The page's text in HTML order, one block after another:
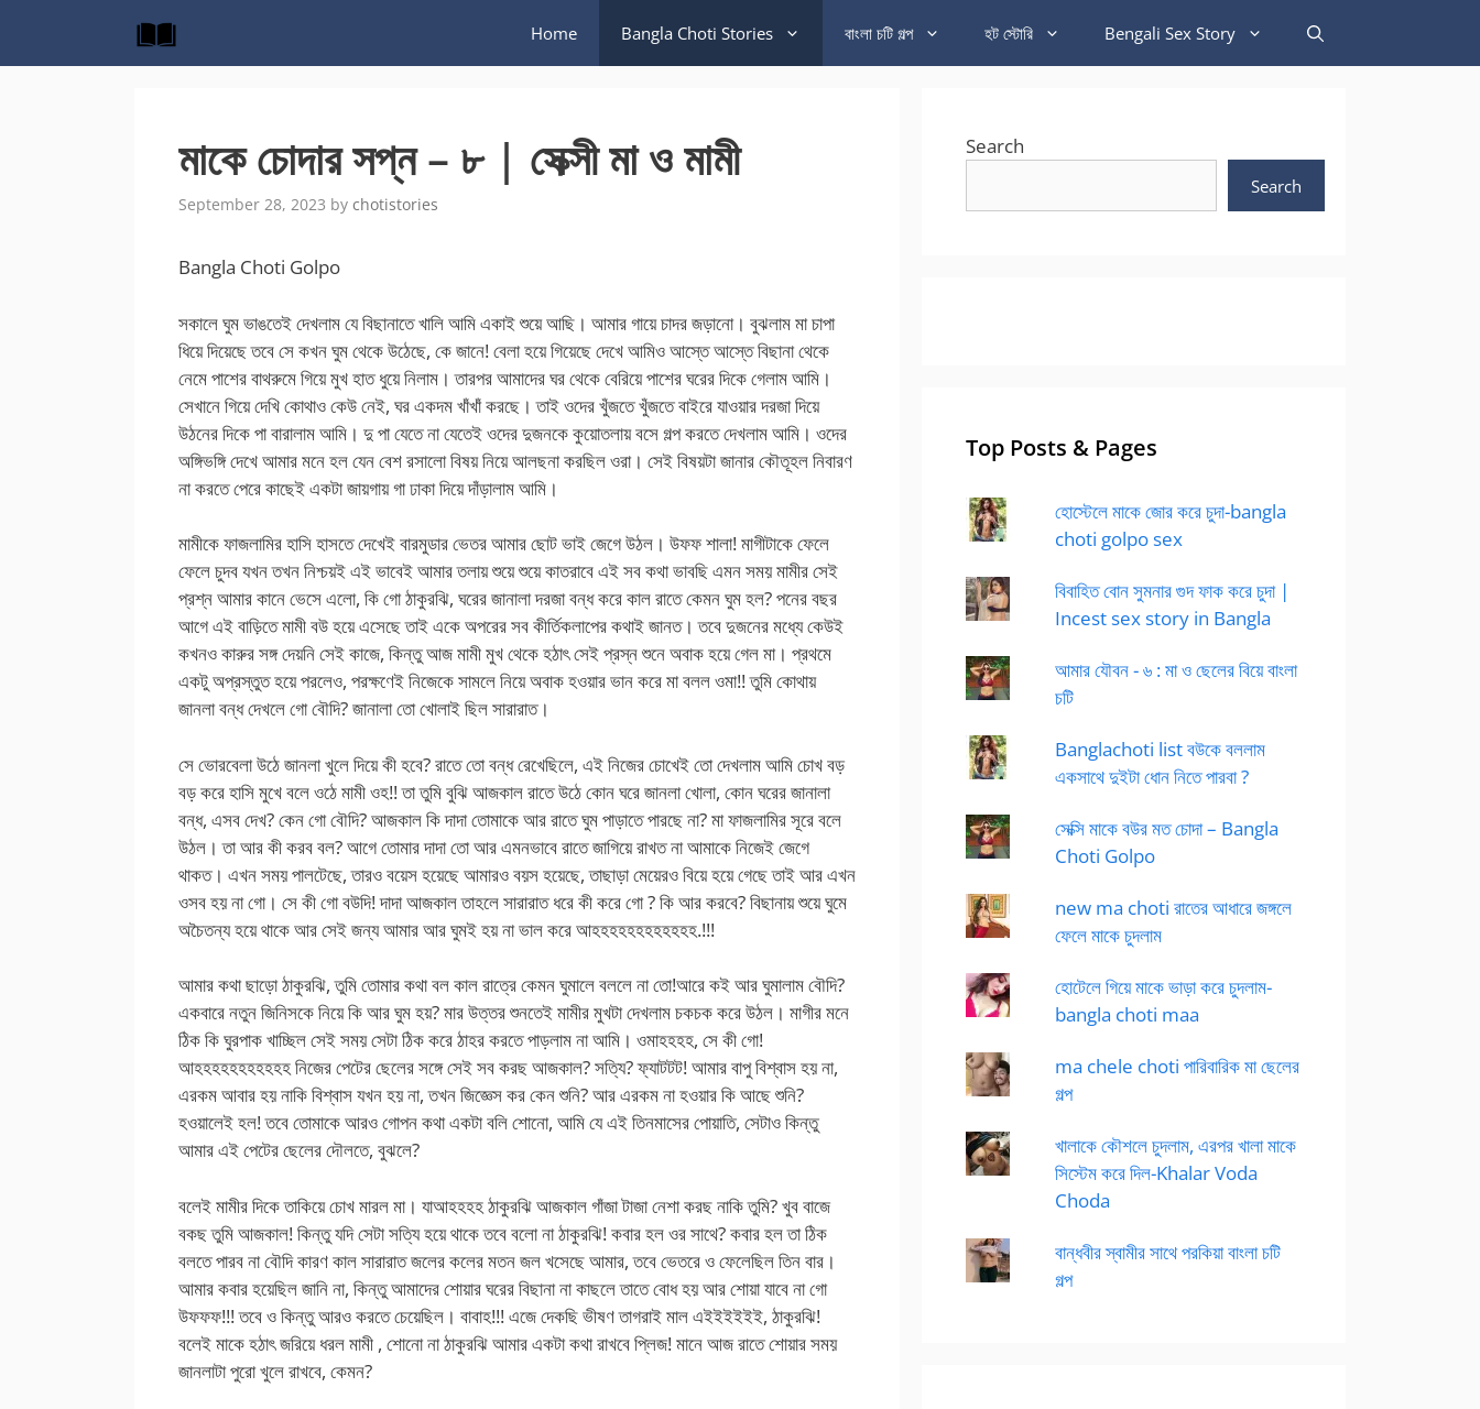
content
Home Bangla Choti Stories বাংলা চটি গল্প হট স্টোরি Bengali Sex Story
মাকে চোদার সপ্ন – ৮ | সেক্সী মা ও মামী
September 28, 2023 by chotistories
Bangla Choti Golpo
সকালে ঘুম ভাঙতেই দেখলাম যে বিছানাতে খালি আমি একাই শুয়ে আছি। আমার গায়ে চাদর জড়ানো। বুঝলাম মা চাপা
ধিয়ে দিয়েছে তবে সে কখন ঘুম থেকে উঠেছে, কে জানে! বেলা হয়ে গিয়েছে দেখে আমিও আস্তে আস্তে বিছানা থেকে
নেমে পাশের বাথরুমে গিয়ে মুখ হাত ধুয়ে নিলাম। তারপর আমাদের ঘর থেকে বেরিয়ে পাশের ঘরের দিকে গেলাম আমি।
সেখানে গিয়ে দেখি কোথাও কেউ নেই, ঘর একদম খাঁখাঁ করছে। তাই ওদের খুঁজতে খুঁজতে বাইরে যাওয়ার দরজা দিয়ে
উঠনের দিকে পা বারালাম আমি। দু পা যেতে না যেতেই ওদের দুজনকে কুয়োতলায় বসে গল্প করতে দেখলাম আমি। ওদের
অঙ্গিভঙ্গি দেখে আমার মনে হল যেন বেশ রসালো বিষয় নিয়ে আলছনা করছিল ওরা। সেই বিষয়টা জানার কৌতূহল নিবারণ
না করতে পেরে কাছেই একটা জায়গায় গা ঢাকা দিয়ে দাঁড়ালাম আমি।
মামীকে ফাজলামির হাসি হাসতে দেখেই বারমুডার ভেতর আমার ছোট ভাই জেগে উঠল। উফফ শালা! মাগীটাকে ফেলে
ফেলে চুদব যখন তখন নিশ্চয়ই এই ভাবেই আমার তলায় শুয়ে শুয়ে কাতরাবে এই সব কথা ভাবছি এমন সময় মামীর সেই
প্রশ্ন আমার কানে ভেসে এলো, কি গো ঠাকুরঝি, ঘরের জানালা দরজা বন্ধ করে কাল রাতে কেমন ঘুম হল? পনের বছর
আগে এই বাড়িতে মামী বউ হয়ে এসেছে তাই একে অপরের সব কীর্তিকলাপের কথাই জানত। তবে দুজনের মধ্যে কেউই
কখনও কারুর সঙ্গ দেয়নি সেই কাজে, কিন্তু আজ মামী মুখ থেকে হঠাৎ সেই প্রস্ন শুনে অবাক হয়ে গেল মা। প্রথমে
একটু অপ্রস্তুত হয়ে পরলেও, পরক্ষণেই নিজেকে সামলে নিয়ে অবাক হওয়ার ভান করে মা বলল ওমা!! তুমি কোথায়
জানলা বন্ধ দেখলে গো বৌদি? জানালা তো খোলাই ছিল সারারাত।
সে ভোরবেলা উঠে জানলা খুলে দিয়ে কী হবে? রাতে তো বন্ধ রেখেছিলে, এই নিজের চোখেই তো দেখলাম আমি চোখ বড়
বড় করে হাসি মুখে বলে ওঠে মামী ওহ!! তা তুমি বুঝি আজকাল রাতে উঠে কোন ঘরে জানলা খোলা, কোন ঘরের জানালা
বন্ধ, এসব দেখ? কেন গো বৌদি? আজকাল কি দাদা তোমাকে আর রাতে ঘুম পাড়াতে পারছে না? মা ফাজলামির সূরে বলে
উঠল। তা আর কী করব বল? আগে তোমার দাদা তো আর এমনভাবে রাতে জাগিয়ে রাখত না আমাকে নিজেই জেগে
থাকত। এখন সময় পালটেছে, তারও বয়েস হয়েছে আমারও বয়স হয়েছে, তাছাড়া মেয়েরও বিয়ে হয়ে গেছে তাই আর এখন
ওসব হয় না গো। সে কী গো বউদি! দাদা আজকাল তাহলে সারারাত ধরে কী করে গো ? কি আর করবে? বিছানায় শুয়ে ঘুমে
অচৈতন্য হয়ে থাকে আর সেই জন্য আমার আর ঘুমই হয় না ভাল করে আহহহহহহহহহহহহ.!!!
আমার কথা ছাড়ো ঠাকুরঝি, তুমি তোমার কথা বল কাল রাত্রে কেমন ঘুমালে বললে না তো!আরে কই আর ঘুমালাম বৌদি?
একবারে নতুন জিনিসকে নিয়ে কি আর ঘুম হয়? মার উত্তর শুনতেই মামীর মুখটা দেখলাম চকচক করে উঠল। মাগীর মনে
ঠিক কি ঘুরপাক খাচ্ছিল সেই সময় সেটা ঠিক করে ঠাহর করতে পাড়লাম না আমি। ওমাহহহহ, সে কী গো!
আহহহহহহহহহহহ নিজের পেটের ছেলের সঙ্গে সেই সব করছ আজকাল? সত্যি? ফ্যাটটট! আমার বাপু বিশ্বাস হয় না,
এরকম আবার হয় নাকি বিশ্বাস যখন হয় না, তখন জিজ্ঞেস কর কেন শুনি? আর এরকম না হওয়ার কি আছে শুনি?
হওয়ালেই হল! তবে তোমাকে আরও গোপন কথা একটা বলি শোনো, আমি যে এই তিনমাসের পোয়াতি, সেটাও কিন্তু
আমার এই পেটের ছেলের দৌলতে, বুঝলে?
বলেই মামীর দিকে তাকিয়ে চোখ মারল মা। যাআহহহহ ঠাকুরঝি আজকাল গাঁজা টাজা নেশা করছ নাকি তুমি? খুব বাজে
বকছ তুমি আজকাল! কিন্তু যদি সেটা সত্যি হয়ে থাকে তবে বলো না ঠাকুরঝি! কবার হল ওর সাথে? কবার হল তা ঠিক
বলতে পারব না বৌদি কারণ কাল সারারাত জলের কলের মতন জল খসেছে আমার, তবে ভেতরে ও ফেলেছিল তিন বার।
আমার কবার হয়েছিল জানি না, কিন্তু আমাদের শোয়ার ঘরের বিছানা না কাছলে তাতে বোধ হয় আর শোয়া যাবে না গো
উফফফ!!! তবে ও কিন্তু আরও করতে চেয়েছিল। বাবাহ!!! এজে দেকছি ভীষণ তাগরাই মাল এইইইইইই, ঠাকুরঝি!
বলেই মাকে হঠাৎ জরিয়ে ধরল মামী , শোনো না ঠাকুরঝি আমার একটা কথা রাখবে প্লিজ! মানে আজ রাতে শোয়ার সময়
জানলাটা পুরো খুলে রাখবে, কেমন?
Search
Search
Top Posts & Pages
হোস্টেলে মাকে জোর করে চুদা-bangla
choti golpo sex
বিবাহিত বোন সুমনার গুদ ফাক করে চুদা |
Incest sex story in Bangla
আমার যৌবন - ৬ : মা ও ছেলের বিয়ে বাংলা
চটি
Banglachoti list বউকে বললাম
একসাথে দুইটা ধোন নিতে পারবা ?
সেক্সি মাকে বউর মত চোদা – Bangla
Choti Golpo
new ma choti রাতের আধারে জঙ্গলে
ফেলে মাকে চুদলাম
হোটেলে গিয়ে মাকে ভাড়া করে চুদলাম-
bangla choti maa
ma chele choti পারিবারিক মা ছেলের
গল্প
খালাকে কৌশলে চুদলাম, এরপর খালা মাকে
সিস্টেম করে দিল-Khalar Voda
Choda
বান্ধবীর স্বামীর সাথে পরকিয়া বাংলা চটি
গল্প